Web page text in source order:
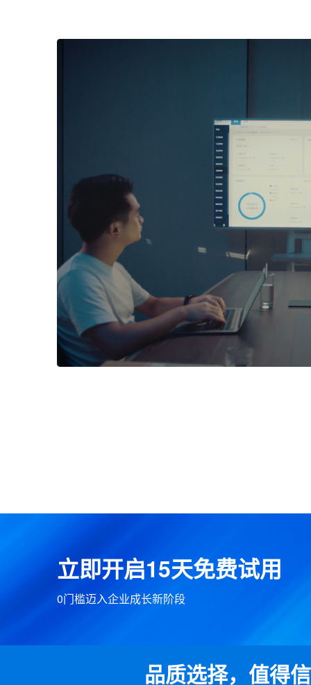
立即开启15天免费试用
0门槛迈入企业成长新阶段
品质选择，值得